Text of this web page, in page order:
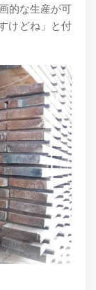
的な生産が可
けどね」と付